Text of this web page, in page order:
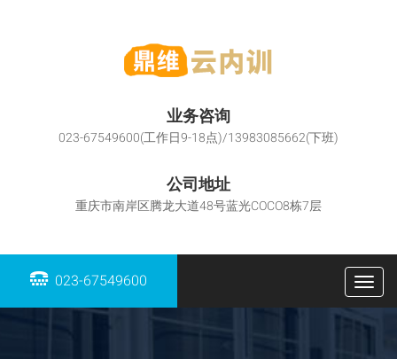
业务咨询
023-67549600(工作日9-18点)/13983085662(下班)
公司地址
重庆市南岸区腾龙大道48号蓝光COCO8栋7层
023-67549600